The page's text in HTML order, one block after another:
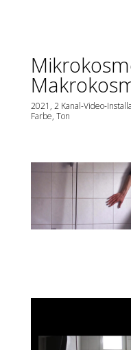
2021, 2 Kanal-Video-
Farbe, Ton